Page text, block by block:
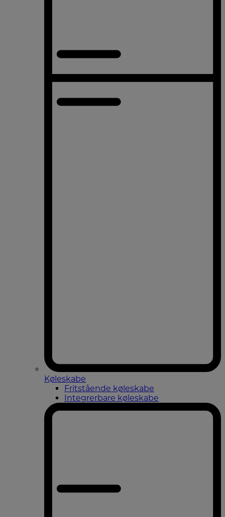
Køleskabe
Fritstående køleskabe
Integrerbare køleskabe